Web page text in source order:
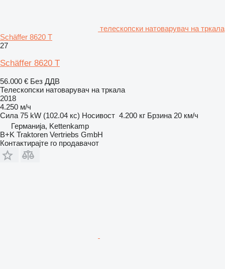
телескопски натоварувач на тркала
Schäffer 8620 T
27
Schäffer 8620 T
56.000 € Без ДДВ
Телескопски натоварувач на тркала
2018
4.250 м/ч
Сила 75 kW (102.04 кс) Носивост 4.200 кг Брзина 20 км/ч
Германија, Kettenkamp
B+K Traktoren Vertriebs GmbH
Контактирајте го продавачот